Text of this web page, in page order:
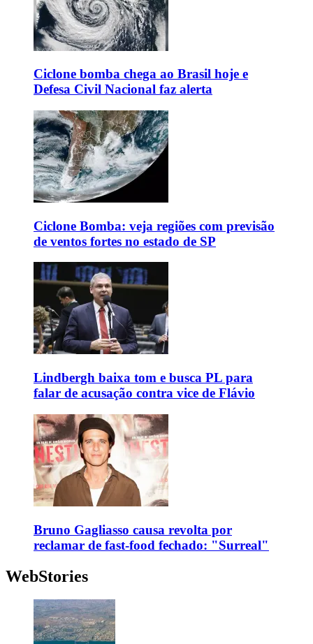
Ciclone bomba chega ao Brasil hoje e
Defesa Civil Nacional faz alerta
Ciclone Bomba: veja regiões com previsão
de ventos fortes no estado de SP
Lindbergh baixa tom e busca PL para
falar de acusação contra vice de Flávio
Bruno Gagliasso causa revolta por
reclamar de fast-food fechado: "Surreal"
WebStories